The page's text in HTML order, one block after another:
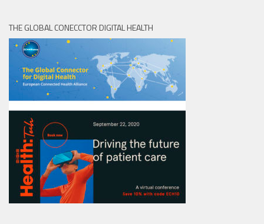
THE GLOBAL CONECCTOR DIGITAL HEALTH